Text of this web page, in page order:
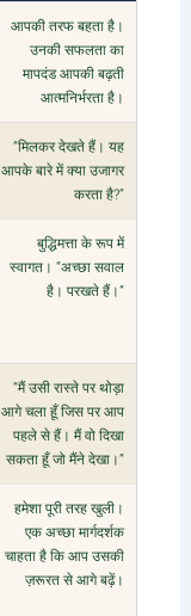
आपकी तरफ बहता है।
उनकी सफलता का
मापदंड आपकी बढ़ती
आत्मनिर्भरता है।
“मिलकर देखते हैं। यह
आपके बारे में क्या उजागर
करता है?”
बुद्धिमत्ता के रूप में
स्वागत। “अच्छा सवाल
है। परखते हैं।”
“मैं उसी रास्ते पर थोड़ा
आगे चला हूँ जिस पर आप
पहले से हैं। मैं वो दिखा
सकता हूँ जो मैंने देखा।”
हमेशा पूरी तरह खुली।
एक अच्छा मार्गदर्शक
चाहता है कि आप उसकी
ज़रूरत से आगे बढ़ें।